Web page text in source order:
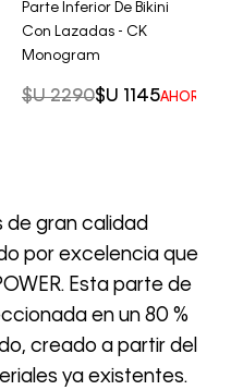
50%
Parte Inferior De Bikini
Con Lazadas - CK
Monogram
$U 2290$U 1145AHORRO
de gran calidad
por excelencia que
Esta parte de
en un 80 %
creado a partir del
ya existentes.